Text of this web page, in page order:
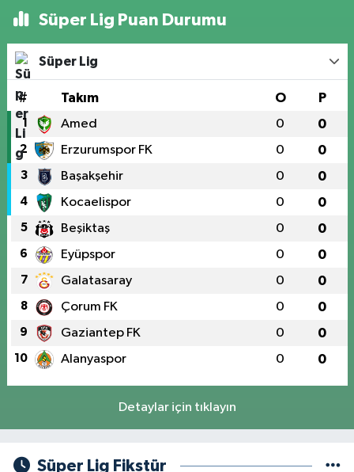
Süper Lig Puan Durumu
Süper Lig
# Takım O P
1 Amed 0 0
2 Erzurumspor FK 0 0
3 Başakşehir 0 0
4 Kocaelispor 0 0
5 Beşiktaş 0 0
6 Eyüpspor 0 0
7 Galatasaray 0 0
8 Çorum FK 0 0
9 Gaziantep FK 0 0
10 Alanyaspor 0 0
Detaylar için tıklayın
Süper Lig Fikstür